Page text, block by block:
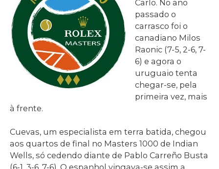
Carlo. No ano
passado o
carrasco foi o
canadiano Milos
Raonic (7-5, 2-6, 7-
6) e agora o
uruguaio tenta
chegar-se, pela
primeira vez, mais
à frente.
Cuevas, um especialista em terra batida, chegou
aos quartos de final no Masters 1000 de Indian
Wells, só cedendo diante de Pablo Carreño Busta
(6-1, 3-6, 7-6). O espanhol vingava-se assim a